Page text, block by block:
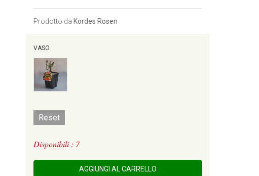
Prodotto da Kordes Rosen
VASO
Reset
Disponibili : 7
AGGIUNGI AL CARRELLO